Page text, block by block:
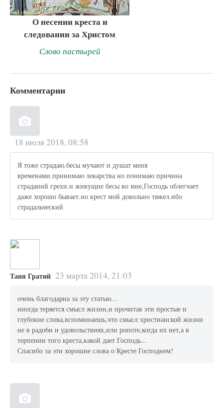
О несении креста и
следовании за Христом
Слово пастырей
Комментарии
18 июля 2018, 08:58
Я тоже страдаю.бесы мучают и душат меня
временами.принимаю лекарства но понимаю причина
страданий грехи.и живущие бесы во мне,Господь облегчает
даже хорошо бывает.но крест мой довольно тяжел.ибо
страдальческий
Таня Гратий 23 марта 2014, 21:03
очень благодарна за эту статью...
иногда теряется смысл жизни,и прочитав эти простые и
глубокие слова,вспоминаешь,что смысл христианской жизни
не в радо6и и удовольствиях,или ропоте,когда их нет,а в
терпении того креста,какой дает Господь...
Спасибо за эти хорошие слова о Кресте Господнем!